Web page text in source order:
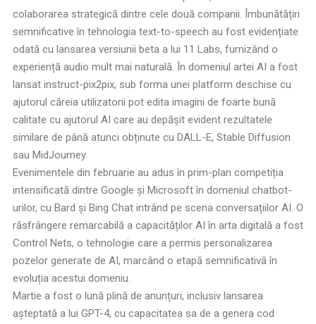
colaborarea strategică dintre cele două companii. Îmbunătățiri
semnificative în tehnologia text-to-speech au fost evidențiate
odată cu lansarea versiunii beta a lui 11 Labs, furnizând o
experiență audio mult mai naturală. În domeniul artei AI a fost
lansat instruct-pix2pix, sub forma unei platform deschise cu
ajutorul căreia utilizatorii pot edita imagini de foarte bună
calitate cu ajutorul AI care au depășit evident rezultatele
similare de până atunci obținute cu DALL-E, Stable Diffusion
sau MidJourney.
Evenimentele din februarie au adus în prim-plan competiția
intensificată dintre Google și Microsoft în domeniul chatbot-
urilor, cu Bard și Bing Chat intrând pe scena conversațiilor AI. O
răsfrângere remarcabilă a capacităților AI în arta digitală a fost
Control Nets, o tehnologie care a permis personalizarea
pozelor generate de AI, marcând o etapă semnificativă în
evoluția acestui domeniu.
Martie a fost o lună plină de anunțuri, inclusiv lansarea
așteptată a lui GPT-4, cu capacitatea sa de a genera cod